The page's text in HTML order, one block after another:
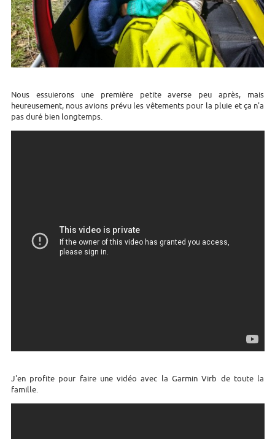
Nous essuierons une première petite averse peu après, mais
heureusement, nous avions prévu les vêtements pour la pluie et ça n'a
pas duré bien longtemps.
J'en profite pour faire une vidéo avec la Garmin Virb de toute la
famille.